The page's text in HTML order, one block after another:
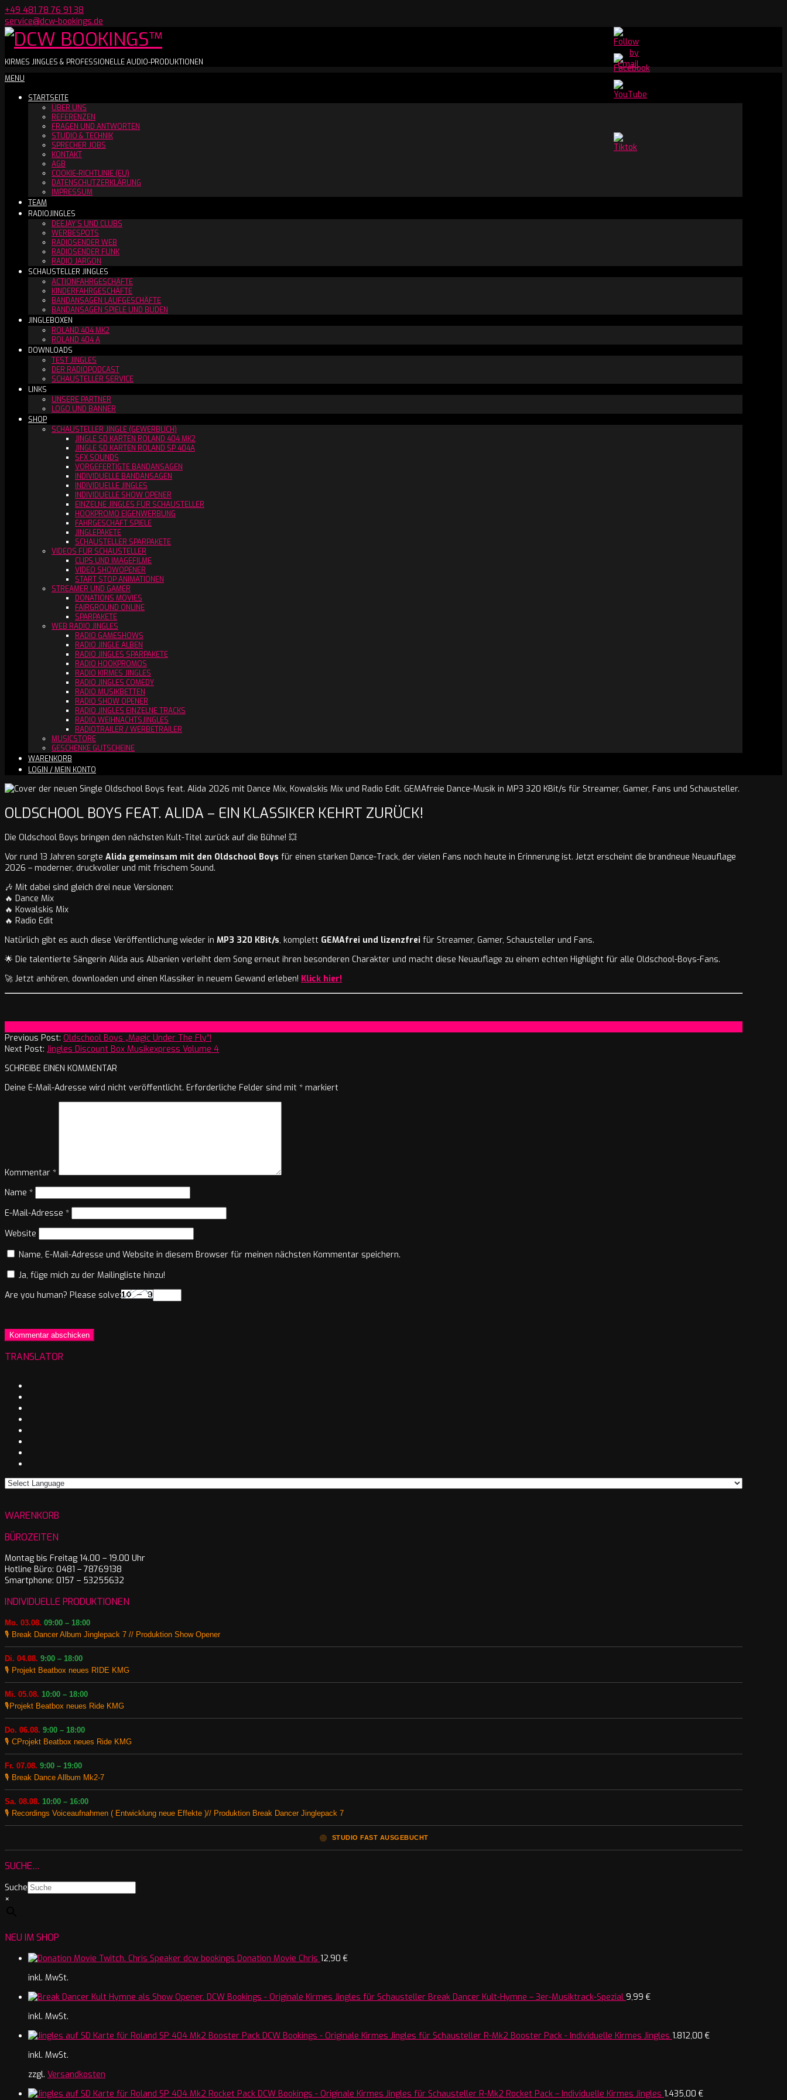
Skip
to
content
+49 481 78 76 91 38
service@dcw-bookings.de
Youtube
Channel
DCW
BOOKINGS™
KIRMES JINGLES & PROFESSIONELLE AUDIO-PRODUKTIONEN
Secondary
Menu
MENU
STARTSEITE
ÜBER UNS
REFERENZEN
FRAGEN UND ANTWORTEN
STUDIO & TECHNIK
SPRECHER JOBS
KONTAKT
AGB
COOKIE-RICHTLINIE (EU)
DATENSCHUTZERKLÄRUNG
IMPRESSUM
TEAM
RADIOJINGLES
DEEJAY´S UND CLUBS
WERBESPOTS
RADIOSENDER WEB
RADIOSENDER FUNK
RADIO JARGON
SCHAUSTELLER JINGLES
ACTIONFAHRGESCHÄFTE
KINDERFAHRGESCHÄFTE
BANDANSAGEN LAUFGESCHÄFTE
BANDANSAGEN SPIELE UND BUDEN
JINGLEBOXEN
ROLAND 404 MK2
ROLAND 404 A
DOWNLOADS
TEST JINGLES
DER RADIOPODCAST
SCHAUSTELLER SERVICE
LINKS
UNSERE PARTNER
LOGO UND BANNER
SHOP
SCHAUSTELLER JINGLE (GEWERBLICH)
JINGLE SD KARTEN ROLAND 404 MK2
JINGLE SD KARTEN ROLAND SP 404A
SFX SOUNDS
VORGEFERTIGTE BANDANSAGEN
INDIVIDUELLE BANDANSAGEN
INDIVIDUELLE JINGLES
INDIVIDUELLE SHOW OPENER
EINZELNE JINGLES FÜR SCHAUSTELLER
HOOKPROMO EIGENWERBUNG
FAHRGESCHÄFT SPIELE
JINGLEPAKETE
SCHAUSTELLER SPARPAKETE
VIDEOS FÜR SCHAUSTELLER
CLIPS UND IMAGEFILME
VIDEO SHOWOPENER
START STOP ANIMATIONEN
STREAMER UND GAMER
DONATIONS MOVIES
FAIRGROUND ONLINE
SPARPAKETE
WEB RADIO JINGLES
RADIO GAMESHOWS
RADIO JINGLE ALBEN
RADIO JINGLES SPARPAKETE
RADIO HOOKPROMOS
RADIO KIRMES JINGLES
RADIO JINGLES COMEDY
RADIO MUSIKBETTEN
RADIO SHOW OPENER
RADIO JINGLES EINZELNE TRACKS
RADIO WEIHNACHTSJINGLES
RADIOTRAILER / WERBETRAILER
MUSICSTORE
GESCHENKE GUTSCHEINE
WARENKORB
LOGIN / MEIN KONTO
OLDSCHOOL BOYS FEAT. ALIDA – EIN KLASSIKER KEHRT ZURÜCK!
Die Oldschool Boys bringen den nächsten Kult-Titel zurück auf die Bühne! 💥
Vor rund 13 Jahren sorgte Alida gemeinsam mit den Oldschool Boys für einen starken Dance-Track, der vielen Fans noch heute in Erinnerung ist. Jetzt erscheint die brandneue Neuauflage
2026 – moderner, druckvoller und mit frischem Sound.
🎶 Mit dabei sind gleich drei neue Versionen:
🔥 Dance Mix
🔥 Kowalskis Mix
🔥 Radio Edit
Natürlich gibt es auch diese Veröffentlichung wieder in MP3 320 KBit/s, komplett GEMAfrei und lizenzfrei für Streamer, Gamer, Schausteller und Fans.
🌟 Die talentierte Sängerin Alida aus Albanien verleiht dem Song erneut ihren besonderen Charakter und macht diese Neuauflage zu einem echten Highlight für alle Oldschool-Boys-Fans.
🚀 Jetzt anhören, downloaden und einen Klassiker in neuem Gewand erleben! Klick hier!
06-
03
Previous Post: Oldschool Boys „Magic Under The Fly“!
Next Post: Jingles Discount Box Musikexpress Volume 4
SCHREIBE EINEN KOMMENTAR
Deine E-Mail-Adresse wird nicht veröffentlicht. Erforderliche Felder sind mit * markiert
Kommentar *
Name *
E-Mail-Adresse *
Website
Name, E-Mail-Adresse und Website in diesem Browser für meinen nächsten Kommentar speichern.
Ja, füge mich zu der Mailingliste hinzu!
Are you human? Please solve:
TRANSLATOR
WARENKORB
BÜROZEITEN
Montag bis Freitag 14.00 – 19.00 Uhr
Hotline Büro: 0481 – 78769138
Smartphone: 0157 – 53255632
INDIVIDUELLE PRODUKTIONEN
Mo. 03.08. 09:00 – 18:00
🎙️ Break Dancer Album Jinglepack 7 // Produktion Show Opener
Di. 04.08. 9:00 – 18:00
🎙️ Projekt Beatbox neues RIDE KMG
Mi. 05.08. 10:00 – 18:00
🎙️Projekt Beatbox neues Ride KMG
Do. 06.08. 9:00 – 18:00
🎙️ CProjekt Beatbox neues Ride KMG
Fr. 07.08. 9:00 – 19:00
🎙️ Break Dance Allbum Mk2-7
Sa. 08.08. 10:00 – 16:00
🎙️ Recordings Voiceaufnahmen ( Entwicklung neue Effekte )// Produktion Break Dancer Jinglepack 7
🟠 STUDIO FAST AUSGEBUCHT
SUCHE…
Suche
×
NEU IM SHOP
Donation Movie Chris 12,90 €
inkl. MwSt.
Break Dancer Kult-Hymne – 3er-Musiktrack-Spezial 9,99 €
inkl. MwSt.
R-Mk2 Booster Pack - Individuelle Kirmes Jingles 1.812,00 €
inkl. MwSt.
zzgl. Versandkosten
R-Mk2 Rocket Pack – Individuelle Kirmes Jingles 1.435,00 €